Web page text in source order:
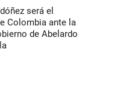
será el
Colombia ante la
de Abelardo